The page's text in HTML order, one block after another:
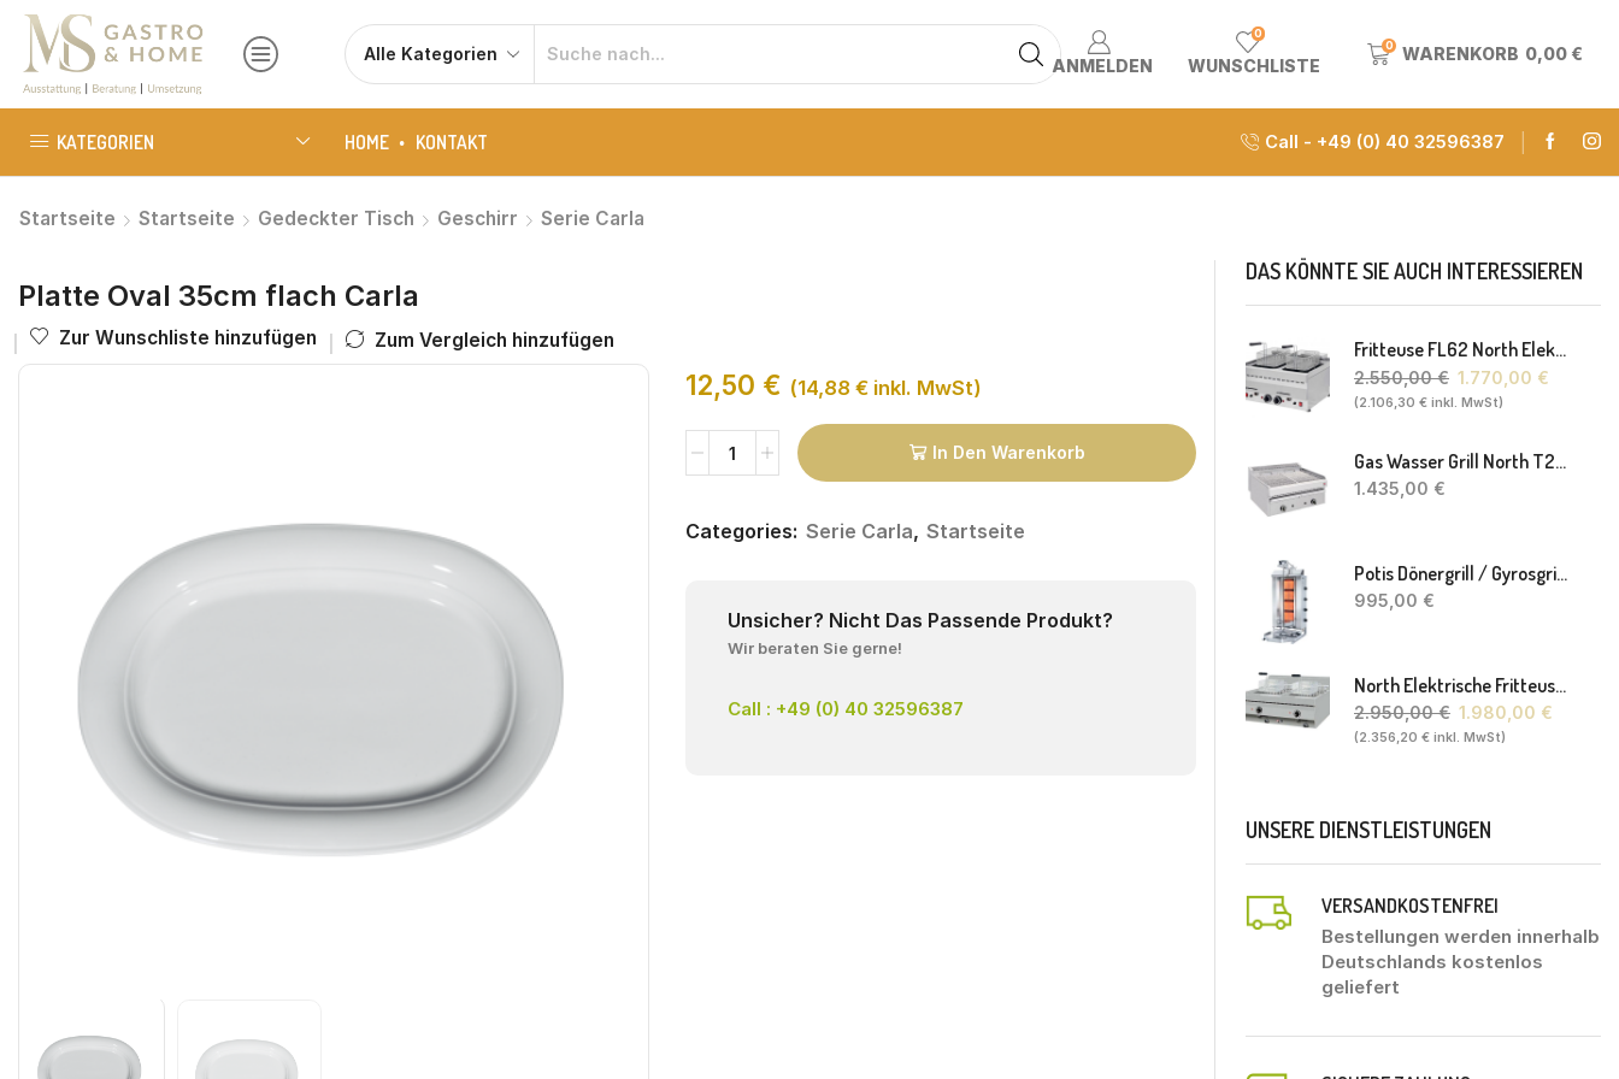
ANMELDEN
0
WUNSCHLISTE
0 WARENKORB 0,00 €
KATEGORIEN HOME KONTAKT Call - +49 (0) 40 32596387
Startseite Startseite Gedeckter Tisch Geschirr Serie Carla
Platte Oval 35cm flach Carla
Zur Wunschliste hinzufügen Zum Vergleich hinzufügen
12,50 € (14,88€ inkl. MwSt)
In Den Warenkorb
Categories: Serie Carla, Startseite
Unsicher? Nicht Das Passende Produkt?
Wir beraten Sie gerne!
Call : +49 (0) 40 32596387
DAS KÖNNTE SIE AUCH INTERESSIEREN
Fritteuse FL62 North Elektro 2 X 8-10L 60 X 60 X 30(38) Cm
2.550,00€ 1.770,00 €
(2.106,30 € inkl. MwSt)
Gas Wasser Grill North T20 77 X 63 X 43 Cm
1.435,00 €
Potis Dönergrill / Gyrosgrill GD4 S - Achteckige Fettwanne-Ohne Schaufel
995,00 €
North Elektrische Fritteuse FL20. 80 X 70 X 30(46) Cm
2.950,00€ 1.980,00 €
(2.356,20 € inkl. MwSt)
UNSERE DIENSTLEISTUNGEN
VERSANDKOSTENFREI
Bestellungen werden innerhalb
Deutschlands kostenlos
geliefert